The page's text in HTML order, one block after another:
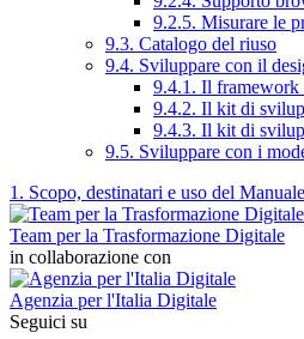
9.2.5. Misurare le
9.3. Catalogo del riuso
9.4. Sviluppare con il
9.4.1. Il framework
9.4.2. Il kit di
9.4.3. Il kit di
9.5. Sviluppare con i
1. Scopo, destinatari e uso del
Team per la Trasformazione Digitale
in collaborazione con
Agenzia per l'Italia Digitale
Seguici su